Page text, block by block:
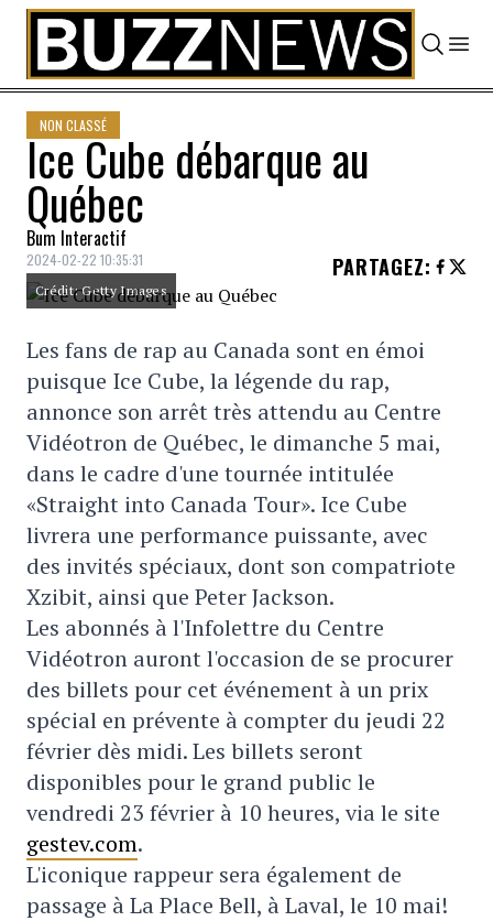
Skip to content
NON CLASSÉ
Ice Cube débarque au
Québec
Bum Interactif
2024-02-22 10:35:31 PARTAGEZ:
Crédit: Getty Images
Les fans de rap au Canada sont en émoi
puisque Ice Cube, la légende du rap,
annonce son arrêt très attendu au Centre
Vidéotron de Québec, le dimanche 5 mai,
dans le cadre d'une tournée intitulée
«Straight into Canada Tour». Ice Cube
livrera une performance puissante, avec
des invités spéciaux, dont son compatriote
Xzibit, ainsi que Peter Jackson.
Les abonnés à l'Infolettre du Centre
Vidéotron auront l'occasion de se procurer
des billets pour cet événement à un prix
spécial en prévente à compter du jeudi 22
février dès midi. Les billets seront
disponibles pour le grand public le
vendredi 23 février à 10 heures, via le site
gestev.com.
L'iconique rappeur sera également de
passage à La Place Bell, à Laval, le 10 mai!